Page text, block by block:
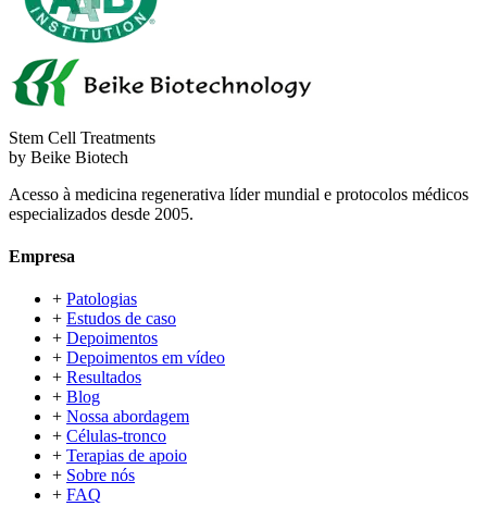
Stem Cell Treatments
by Beike Biotech
Acesso à medicina regenerativa líder mundial e protocolos médicos
especializados desde 2005.
Empresa
+ Patologias
+ Estudos de caso
+ Depoimentos
+ Depoimentos em vídeo
+ Resultados
+ Blog
+ Nossa abordagem
+ Células-tronco
+ Terapias de apoio
+ Sobre nós
+ FAQ